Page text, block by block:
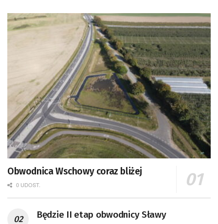
Obwodnica Wschowy coraz bliżej
0 UDOST.
Będzie II etap obwodnicy Sławy